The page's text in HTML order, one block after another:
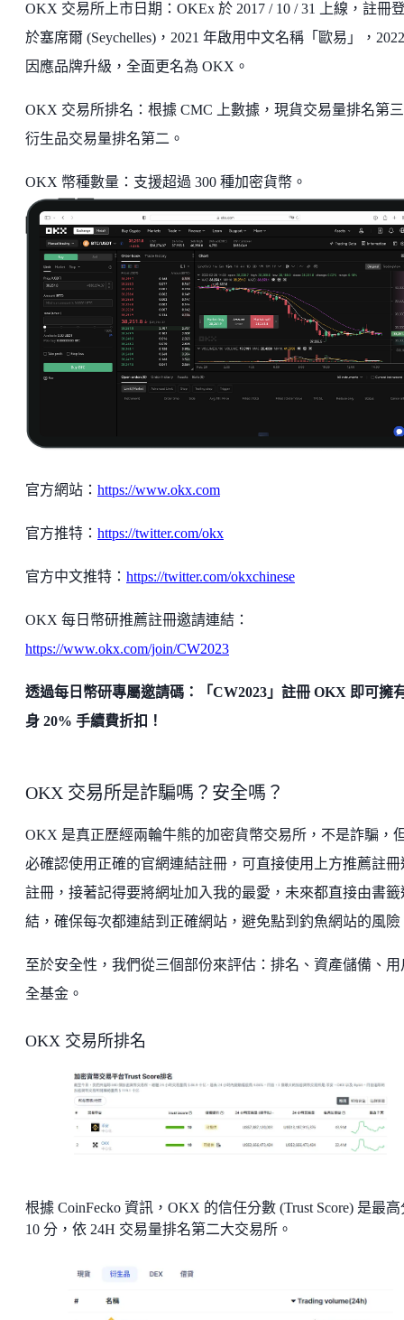
OKX 交易所上市日期：OKEx 於 2017 / 10 / 31 上線，註冊
於塞席爾 (Seychelles)，2021 年啟用中文名稱「歐易」，
因應品牌升級，全面更名為 OKX。
OKX 交易所排名：根據 CMC 上數據，現貨交易量排名第
衍生品交易量排名第二。
OKX 幣種數量：支援超過 300 種加密貨幣。
官方網站： https://www.okx.com
官方推特： https://twitter.com/okx
官方中文推特： https://twitter.com/okxchinese
OKX 每日幣研推薦註冊邀請連結：
https://www.okx.com/join/CW2023
透過每日幣研專屬邀請碼：「CW2023」註冊 OKX 即可擁
身 20% 手續費折扣！
OKX 交易所是詐騙嗎？安全嗎？
OKX 是真正歷經兩輪牛熊的加密貨幣交易所，不是詐騙，
必確認使用正確的官網連結註冊，可直接使用上方推薦註冊
註冊，接著記得要將網址加入我的最愛，未來都直接由書籤
結，確保每次都連結到正確網站，避免點到釣魚網站的風險
至於安全性，我們從三個部份來評估：排名、資產儲備、用
全基金。
OKX 交易所排名
根據 CoinFecko 資訊，OKX 的信任分數 (Trust Score) 是最高
10 分，依 24H 交易量排名第二大交易所。